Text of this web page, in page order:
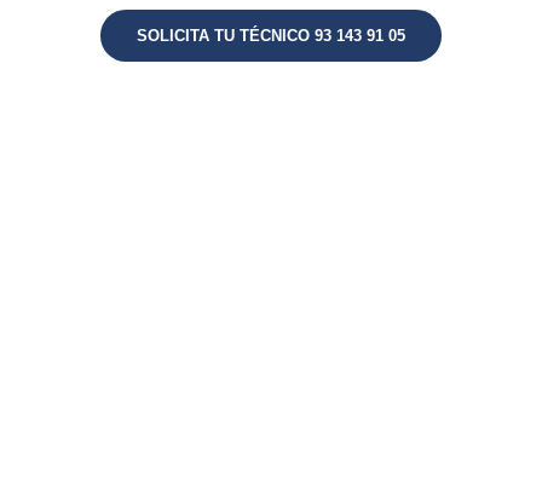
SOLICITA TU TÉCNICO 93 143 91 05